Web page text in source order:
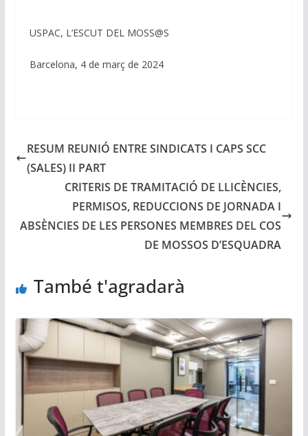
USPAC, L’ESCUT DEL MOSS@S
Barcelona, 4 de març de 2024
RESUM REUNIÓ ENTRE SINDICATS I CAPS SCC
(SALES) II PART
CRITERIS DE TRAMITACIÓ DE LLICÈNCIES,
PERMISOS, REDUCCIONS DE JORNADA I
ABSÈNCIES DE LES PERSONES MEMBRES DEL COS
DE MOSSOS D’ESQUADRA
També t'agradarà